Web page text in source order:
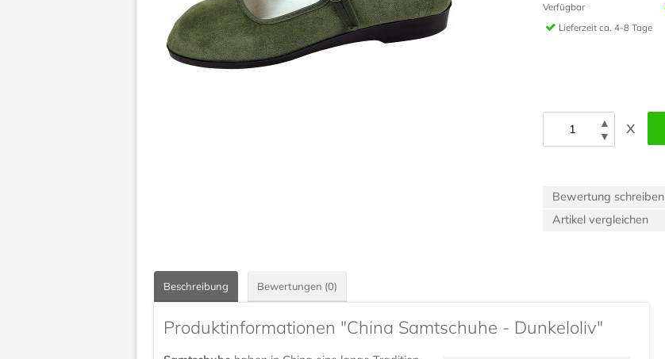
Verfügbar
Lieferzeit ca. 4-8 Tage
▲
▼
x
Bewertung schreiben
Artikel vergleichen
Beschreibung Bewertungen (0)
Produktinformationen "China Samtschuhe - Dunkeloliv"